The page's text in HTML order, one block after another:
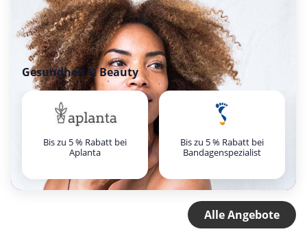
Gesundheit & Beauty
Bis zu 5 % Rabatt bei
Aplanta
Bis zu 5 % Rabatt bei
Bandagenspezialist
Alle Angebote